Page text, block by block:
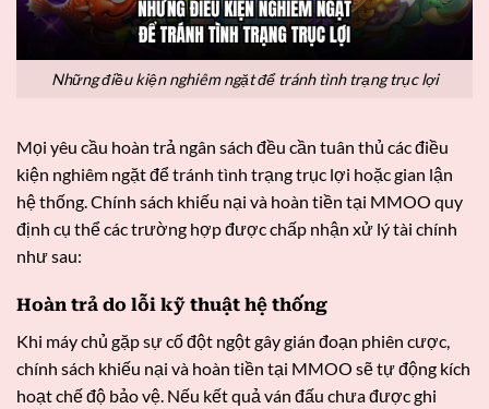
Những điều kiện nghiêm ngặt để tránh tình trạng trục lợi
Mọi yêu cầu hoàn trả ngân sách đều cần tuân thủ các điều
kiện nghiêm ngặt để tránh tình trạng trục lợi hoặc gian lận
hệ thống. Chính sách khiếu nại và hoàn tiền tại MMOO quy
định cụ thể các trường hợp được chấp nhận xử lý tài chính
như sau:
Hoàn trả do lỗi kỹ thuật hệ thống
Khi máy chủ gặp sự cố đột ngột gây gián đoạn phiên cược,
chính sách khiếu nại và hoàn tiền tại MMOO sẽ tự động kích
hoạt chế độ bảo vệ. Nếu kết quả ván đấu chưa được ghi